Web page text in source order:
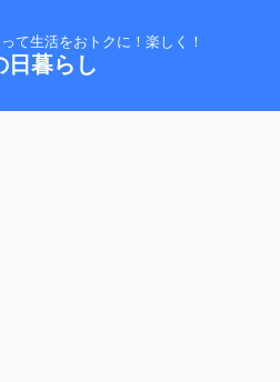
て生活をおトクに！楽しく！
日暮らし